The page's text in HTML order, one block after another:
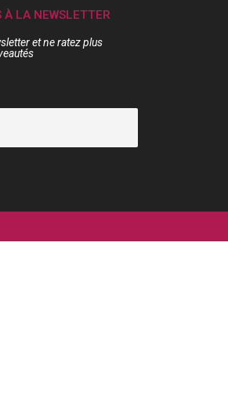
LA NEWSLETTER
et ne ratez plus